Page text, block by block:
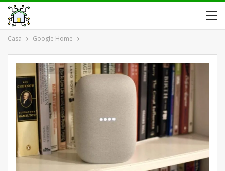
Casa Google Home